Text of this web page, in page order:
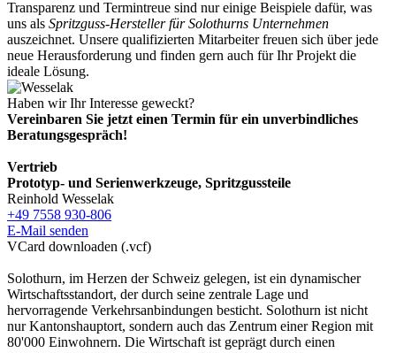
Transparenz und Termintreue sind nur einige Beispiele dafür, was
uns als Spritzguss-Hersteller für Solothurns Unternehmen
auszeichnet. Unsere qualifizierten Mitarbeiter freuen sich über jede
neue Herausforderung und finden gern auch für Ihr Projekt die
ideale Lösung.
Haben wir Ihr Interesse geweckt?
Vereinbaren Sie jetzt einen Termin für ein unverbindliches
Beratungsgespräch!
Vertrieb
Prototyp- und Serienwerkzeuge, Spritzgussteile
Reinhold Wesselak
+49 7558 930-806
E-Mail senden
VCard downloaden (.vcf)
Solothurn, im Herzen der Schweiz gelegen, ist ein dynamischer
Wirtschaftsstandort, der durch seine zentrale Lage und
hervorragende Verkehrsanbindungen besticht. Solothurn ist nicht
nur Kantonshauptort, sondern auch das Zentrum einer Region mit
80'000 Einwohnern. Die Wirtschaft ist geprägt durch einen